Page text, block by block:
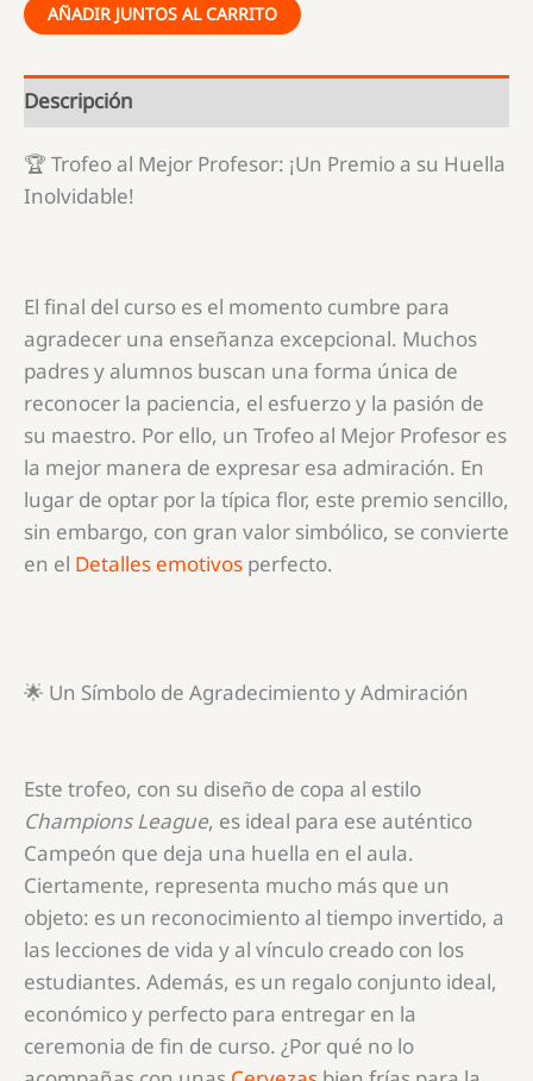
AÑADIR JUNTOS AL CARRITO
Descripción
🏆 Trofeo al Mejor Profesor: ¡Un Premio a su Huella
Inolvidable!
El final del curso es el momento cumbre para
agradecer una enseñanza excepcional. Muchos
padres y alumnos buscan una forma única de
reconocer la paciencia, el esfuerzo y la pasión de
su maestro. Por ello, un Trofeo al Mejor Profesor es
la mejor manera de expresar esa admiración. En
lugar de optar por la típica flor, este premio sencillo,
sin embargo, con gran valor simbólico, se convierte
en el Detalles emotivos perfecto.
🌟 Un Símbolo de Agradecimiento y Admiración
Este trofeo, con su diseño de copa al estilo
Champions League, es ideal para ese auténtico
Campeón que deja una huella en el aula.
Ciertamente, representa mucho más que un
objeto: es un reconocimiento al tiempo invertido, a
las lecciones de vida y al vínculo creado con los
estudiantes. Además, es un regalo conjunto ideal,
económico y perfecto para entregar en la
ceremonia de fin de curso. ¿Por qué no lo